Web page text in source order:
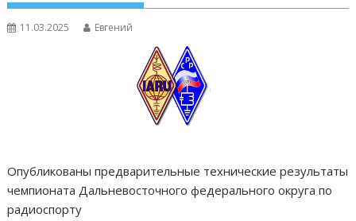
11.03.2025 Евгений
Опубликованы предварительные технические результаты
чемпионата Дальневосточного федерального округа по
радиоспорту